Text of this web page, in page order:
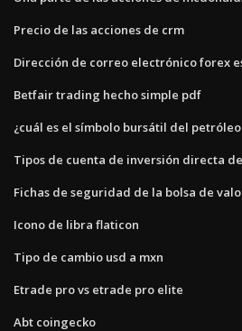
Precio de las acciones de crm
Dirección de correo electrónico forex
Betfair trading hecho simple pdf
¿cuál es el símbolo bursátil del
Tipos de cuenta de inversión directa
Fichas de seguridad de la bolsa de
Icono de libra flaticon
Tipo de cambio usd a mxn
Etrade pro vs etrade pro elite
Abt coingecko